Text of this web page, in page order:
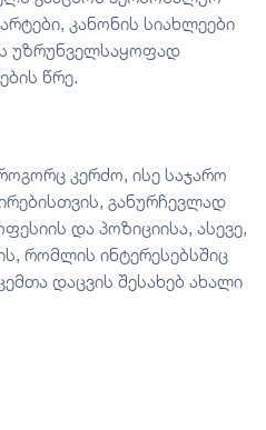
კანონის სიახლეები
უზრუნველსაყოფად
წრე.
კერძო, ისე საჯარო
განურჩევლად
და პოზიციისა, ასევე,
რომლის ინტერესებსშიც
დაცვის შესახებ ახალი